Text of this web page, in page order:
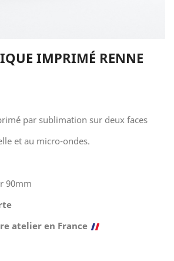
IMPRIMÉ RENNE
par sublimation sur deux faces
et au micro-ondes.
90mm
atelier en France